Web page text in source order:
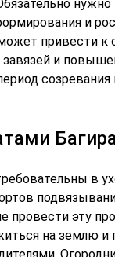
нужно
и
привести к
и
в
провести эту
на землю и